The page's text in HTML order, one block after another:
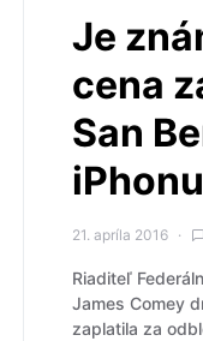
Je
cena
San
21. apríla 2016
Riaditeľ
James Comey
zaplatila za